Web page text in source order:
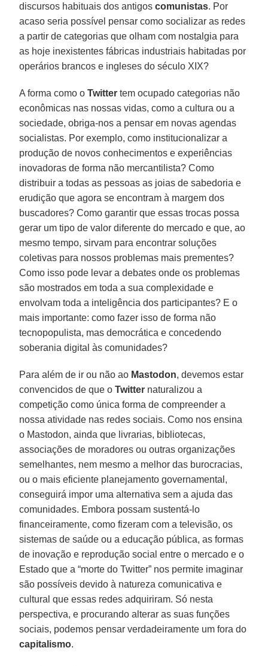
discursos habituais dos antigoscomunistas. Por
acaso seria possível pensar como socializar as redes
a partir de categorias que olham com nostalgia para
as hoje inexistentes fábricas industriais habitadas por
operários brancos e ingleses do século XIX?
A forma como oTwitter tem ocupado categorias não
econômicas nas nossas vidas, como a cultura ou a
sociedade, obriga-nos a pensar em novas agendas
socialistas. Por exemplo, como institucionalizar a
produção de novos conhecimentos e experiências
inovadoras de forma não mercantilista? Como
distribuir a todas as pessoas as joias de sabedoria e
erudição que agora se encontram à margem dos
buscadores? Como garantir que essas trocas possa
gerar um tipo de valor diferente do mercado e que, ao
mesmo tempo, sirvam para encontrar soluções
coletivas para nossos problemas mais prementes?
Como isso pode levar a debates onde os problemas
são mostrados em toda a sua complexidade e
envolvam toda a inteligência dos participantes? E o
mais importante: como fazer isso de forma não
tecnopopulista, mas democrática e concedendo
soberania digital às comunidades?
Para além de ir ou não ao Mastodon, devemos estar
convencidos de que oTwitter naturalizou a
competição como única forma de compreender a
nossa atividade nas redes sociais. Como nos ensina
o Mastodon, ainda que livrarias, bibliotecas,
associações de moradores ou outras organizações
semelhantes, nem mesmo a melhor das burocracias,
ou o mais eficiente planejamento governamental,
conseguirá impor uma alternativa sem a ajuda das
comunidades. Embora possam sustentá-lo
financeiramente, como fizeram com a televisão, os
sistemas de saúde ou a educação pública, as formas
de inovação e reprodução social entre o mercado e o
Estado que a “morte do Twitter” nos permite imaginar
são possíveis devido à natureza comunicativa e
cultural que essas redes adquiriram. Só nesta
perspectiva, e procurando alterar as suas funções
sociais, podemos pensar verdadeiramente um fora do
capitalismo.